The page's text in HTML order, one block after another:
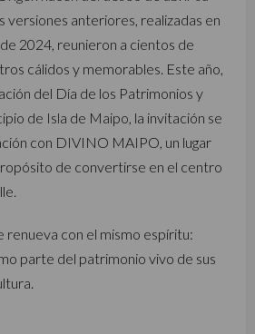
versiones anteriores, realizadas en
2024, reunieron a cientos de
cálidos y memorables. Este año,
del Día de los Patrimonios y
de Isla de Maipo, la invitación se
con DIVINO MAIPO, un lugar
de convertirse en el centro
renueva con el mismo espíritu:
parte del patrimonio vivo de sus